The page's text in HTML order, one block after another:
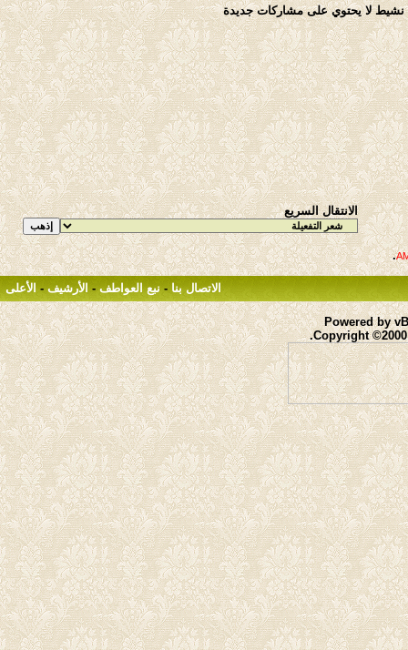
لا يحتوي على مشاركات جديدة
الانتقال السريع
.
الاتصال بنا - نبع العواطف - الأرشيف - الأعلى
Powered by
Copyright